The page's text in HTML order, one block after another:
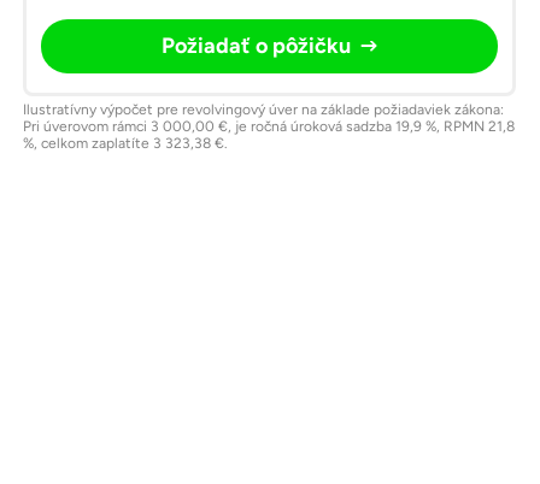
Požiadať o pôžičku
Ilustratívny výpočet pre revolvingový úver na základe požiadaviek zákona:
Pri úverovom rámci 3 000,00 €, je ročná úroková sadzba 19,9 %, RPMN 21,8
%, celkom zaplatíte 3 323,38 €.